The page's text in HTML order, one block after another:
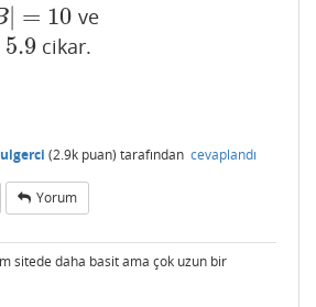
| = 10
| 10 ve
5.9 cikar.
(2.9k puan) tarafından cevaplandı
Yorum
sitede daha basit ama çok uzun bir